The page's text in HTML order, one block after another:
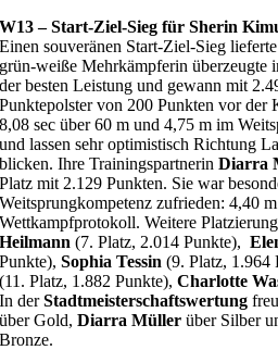
W13 – Start-Ziel-Sieg für Sherin
Einen souveränen Start-Ziel-Sieg
grün-weiße Mehrkämpferin
der besten Leistung und gewann mit
Punktepolster von 200 Punkten vor der
8,08 sec über 60 m und 4,75 m im
und lassen sehr optimistisch Richtung
blicken. Ihre TrainingspartnerinDiarra
Platz mit 2.129 Punkten. Sie war
Weitsprungkompetenz zufrieden: 4,40
Wettkampfprotokoll. Weitere
Heilmann (7. Platz, 2.014 Punkte),
Punkte),Sophia Tessin (9. Platz, 1.964
(11. Platz, 1.882 Punkte),Charlotte
In derStadtmeisterschaftswertung
über Gold,Diarra Müller über Silber
Bronze.